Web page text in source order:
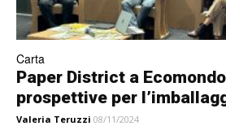
Carta
Paper District a
prospettive per
Valeria Teruzzi 08/11/2024